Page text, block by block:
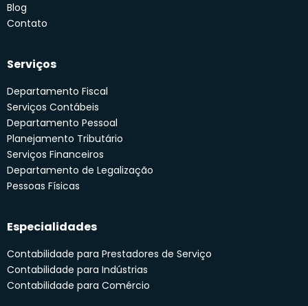
Blog
Contato
Serviços
Departamento Fiscal
Serviços Contábeis
Departamento Pessoal
Planejamento Tributário
Serviços Financeiros
Departamento de Legalização
Pessoas Físicas
Especialidades
Contabilidade para Prestadores de Serviço
Contabilidade para Indústrias
Contabilidade para Comércio